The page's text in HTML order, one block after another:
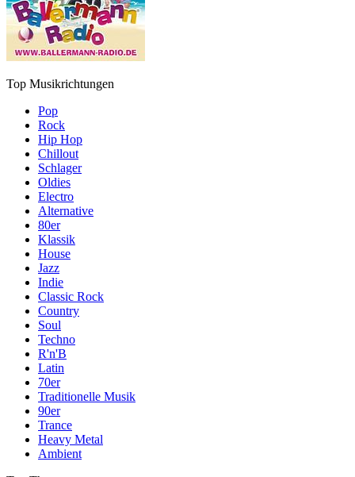
Top Musikrichtungen
Pop
Rock
Hip Hop
Chillout
Schlager
Oldies
Electro
Alternative
80er
Klassik
House
Jazz
Indie
Classic Rock
Country
Soul
Techno
R'n'B
Latin
70er
Traditionelle Musik
90er
Trance
Heavy Metal
Ambient